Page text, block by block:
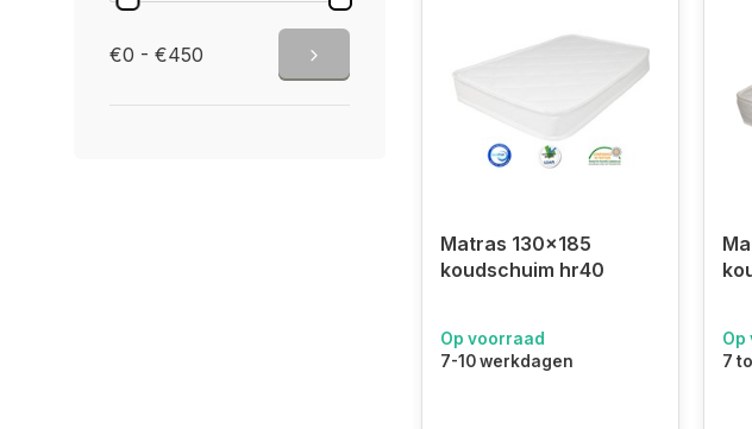
€0 - €450
Matras 130x185
koudschuim hr40
Op voorraad
7-10 werkdagen
Op
7